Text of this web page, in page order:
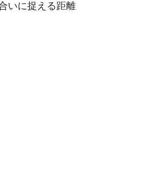
いに捉える距離